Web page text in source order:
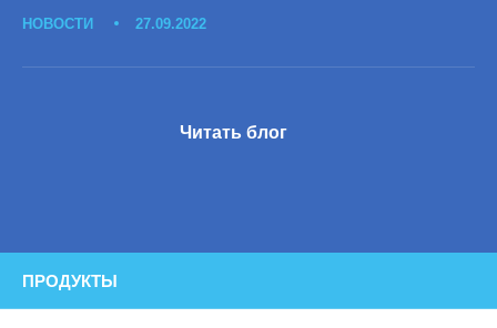
НОВОСТИ 27.09.2022
Читать блог
ПРОДУКТЫ